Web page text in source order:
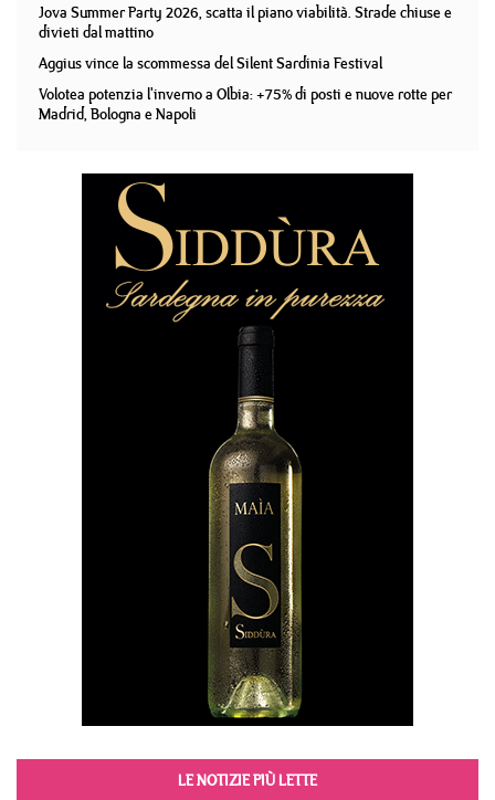
Jova Summer Party 2026, scatta il piano viabilità. Strade chiuse e
divieti dal mattino
Aggius vince la scommessa del Silent Sardinia Festival
Volotea potenzia l'inverno a Olbia: +75% di posti e nuove rotte per
Madrid, Bologna e Napoli
LE NOTIZIE PIÙ LETTE